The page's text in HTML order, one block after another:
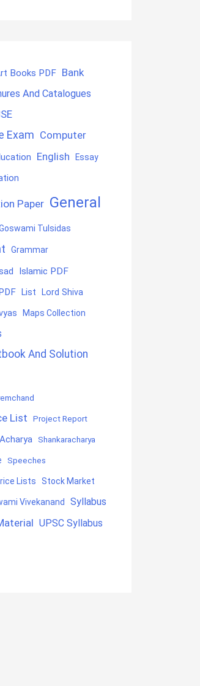
Books PDF Bank
And Catalogues
Exam Computer
English Essay
Paper General
Tulsidas
Grammar
Islamic PDF
List Lord Shiva
Maps Collection
And Solution
List Project Report
Shankaracharya
Speeches
Lists Stock Market
Vivekanand Syllabus
UPSC Syllabus